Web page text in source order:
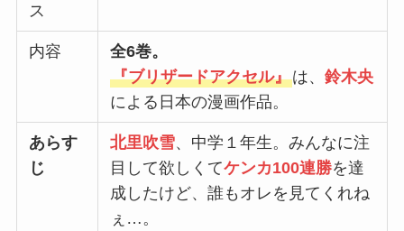
ス
内容
全6巻。
『ブリザードアクセル』は、鈴木央
による日本の漫画作品。
あらす
じ
北里吹雪、中学１年生。みんなに注
目して欲しくてケンカ100連勝を達
成したけど、誰もオレを見てくれね
ぇ…。